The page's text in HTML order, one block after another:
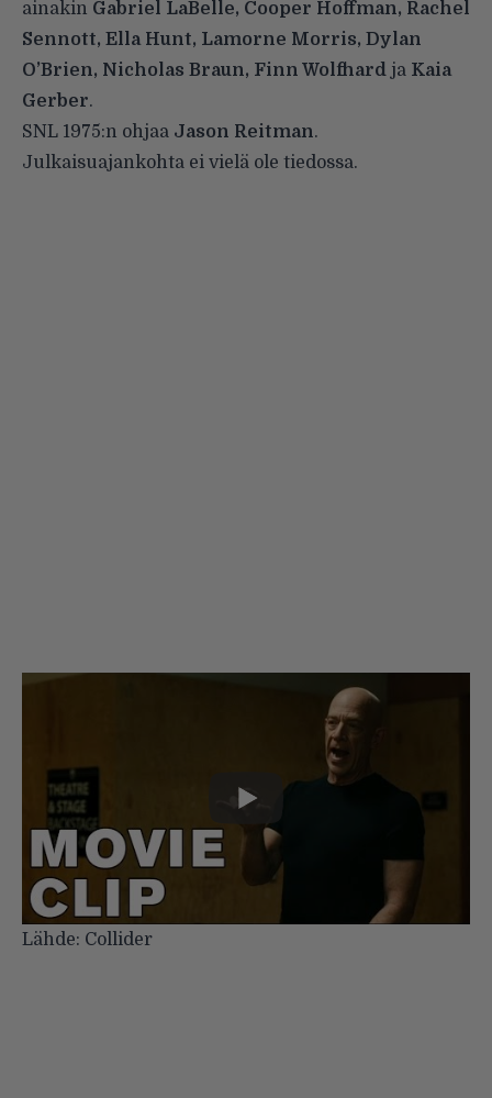
ainakin Gabriel LaBelle, Cooper Hoffman, Rachel
Sennott, Ella Hunt, Lamorne Morris, Dylan
O’Brien, Nicholas Braun, Finn Wolfhard ja Kaia
Gerber.
SNL 1975:n ohjaa Jason Reitman.
Julkaisuajankohta ei vielä ole tiedossa.
Lähde: Collider